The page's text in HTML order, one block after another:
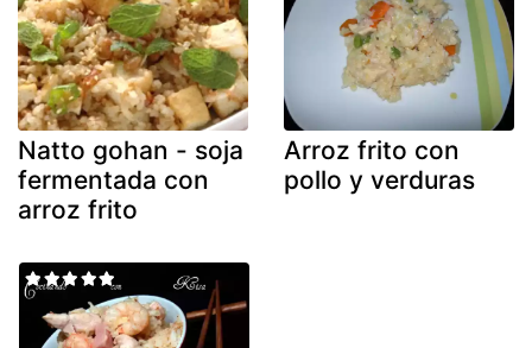
Natto gohan - soja
fermentada con
arroz frito
Arroz frito con
pollo y verduras